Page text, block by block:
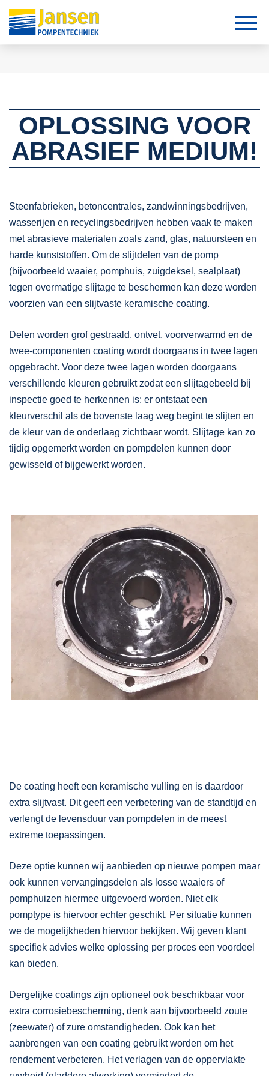
OPLOSSING VOOR
ABRASIEF MEDIUM!
Steenfabrieken, betoncentrales, zandwinningsbedrijven,
wasserijen en recyclingsbedrijven hebben vaak te maken
met abrasieve materialen zoals zand, glas, natuursteen en
harde kunststoffen. Om de slijtdelen van de pomp
(bijvoorbeeld waaier, pomphuis, zuigdeksel, sealplaat)
tegen overmatige slijtage te beschermen kan deze worden
voorzien van een slijtvaste keramische coating.
Delen worden grof gestraald, ontvet, voorverwarmd en de
twee-componenten coating wordt doorgaans in twee lagen
opgebracht. Voor deze twee lagen worden doorgaans
verschillende kleuren gebruikt zodat een slijtagebeeld bij
inspectie goed te herkennen is: er ontstaat een
kleurverschil als de bovenste laag weg begint te slijten en
de kleur van de onderlaag zichtbaar wordt. Slijtage kan zo
tijdig opgemerkt worden en pompdelen kunnen door
gewisseld of bijgewerkt worden.
De coating heeft een keramische vulling en is daardoor
extra slijtvast. Dit geeft een verbetering van de standtijd en
verlengt de levensduur van pompdelen in de meest
extreme toepassingen.
Deze optie kunnen wij aanbieden op nieuwe pompen maar
ook kunnen vervangingsdelen als losse waaiers of
pomphuizen hiermee uitgevoerd worden. Niet elk
pomptype is hiervoor echter geschikt. Per situatie kunnen
we de mogelijkheden hiervoor bekijken. Wij geven klant
specifiek advies welke oplossing per proces een voordeel
kan bieden.
Dergelijke coatings zijn optioneel ook beschikbaar voor
extra corrosiebescherming, denk aan bijvoorbeeld zoute
(zeewater) of zure omstandigheden. Ook kan het
aanbrengen van een coating gebruikt worden om het
rendement verbeteren. Het verlagen van de oppervlakte